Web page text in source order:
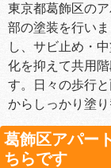
東京都葛飾区の
部の塗装を行い
し、サビ止め・
化を抑えて共用
す。日々の歩行
からしっかり塗り
葛飾区アパー
ちらです